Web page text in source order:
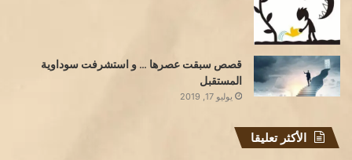
قصص سبقت عصرها … و استشرفت سوداوية
المستقبل
يوليو 17, 2019
الأكثر تعليقا